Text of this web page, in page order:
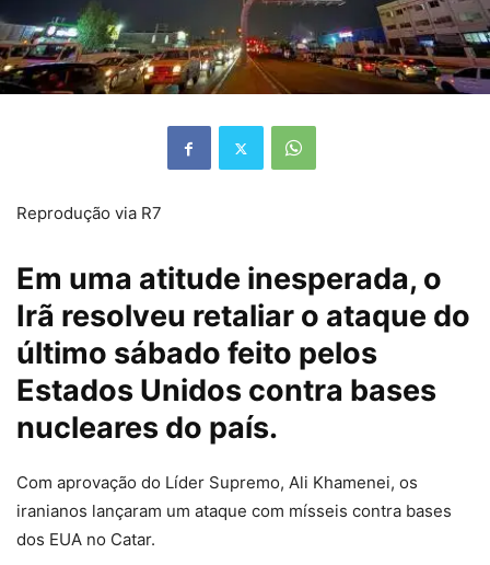
Reprodução via R7
Em uma atitude inesperada, o
Irã resolveu retaliar o ataque do
último sábado feito pelos
Estados Unidos contra bases
nucleares do país.
Com aprovação do Líder Supremo, Ali Khamenei, os
iranianos lançaram um ataque com mísseis contra bases
dos EUA no Catar.